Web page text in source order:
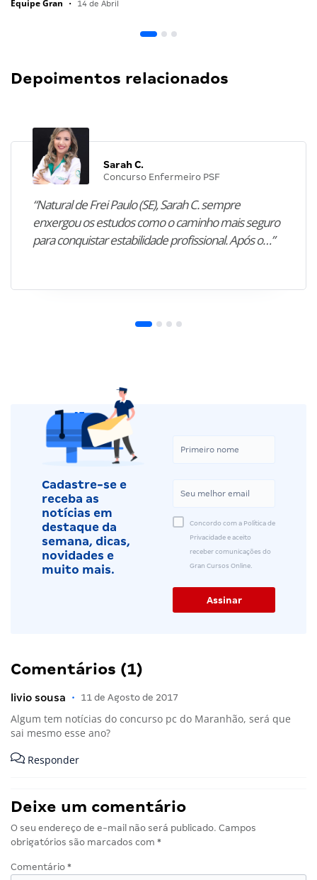
Equipe Gran • 14 de Abril
Depoimentos relacionados
Sarah C.
Concurso Enfermeiro PSF
“Natural de Frei Paulo (SE), Sarah C. sempre
enxergou os estudos como o caminho mais seguro
para conquistar estabilidade profissional. Após o…”
Cadastre-se e
receba as
notícias em
destaque da
semana, dicas,
novidades e
muito mais.
Concordo com a Política de
Privacidade e aceito
receber comunicações do
Gran Cursos Online.
Comentários (1)
livio sousa • 11 de Agosto de 2017
Algum tem notícias do concurso pc do Maranhão, será que
sai mesmo esse ano?
Responder
Deixe um comentário
O seu endereço de e-mail não será publicado. Campos
obrigatórios são marcados com *
Comentário *